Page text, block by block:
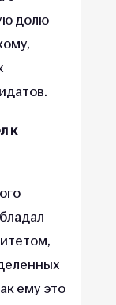
долю
к
ему это